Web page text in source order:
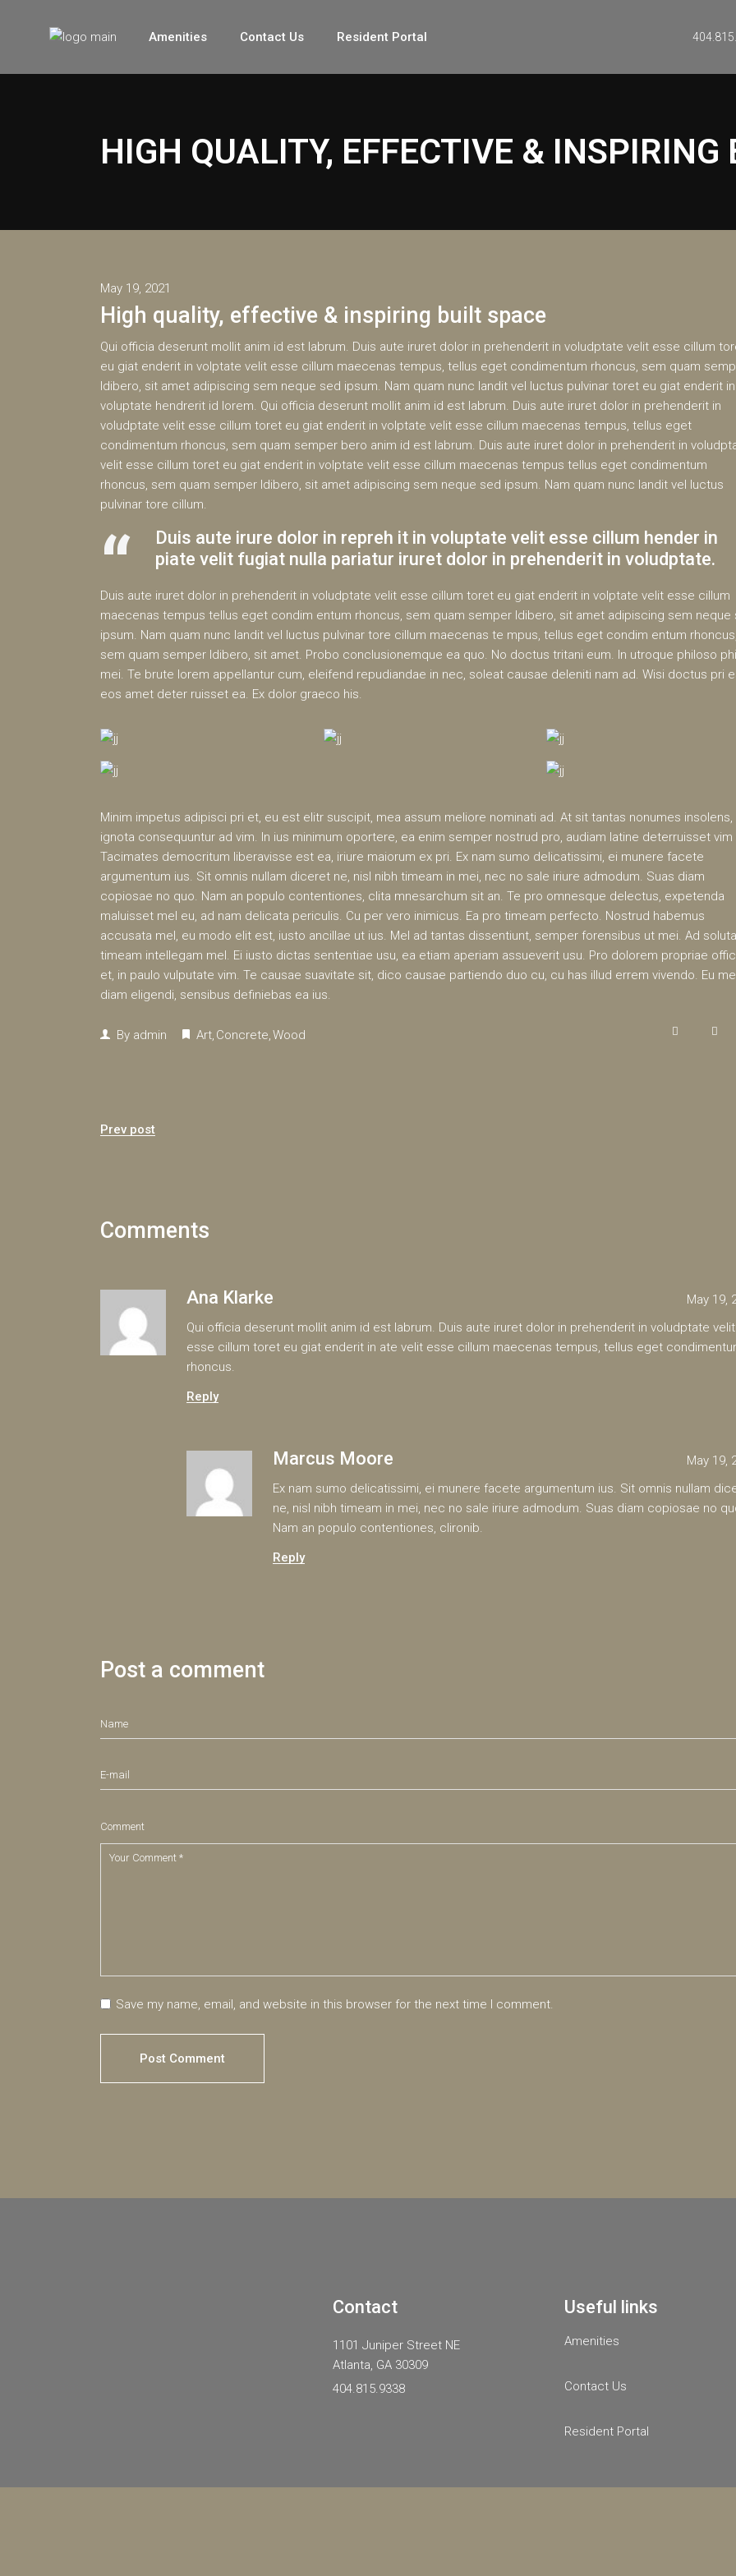
Amenities Contact Us Resident Portal
HIGH QUALITY, EFFECTIVE & INSPIRING
May 19, 2021
High quality, effective & inspiring built space
Qui officia deserunt mollit anim id est labrum. Duis aute iruret dolor in prehenderit in voludptate velit esse cillum
eu giat enderit in volptate velit esse cillum maecenas tempus, tellus eget condimentum rhoncus, sem quam
ldibero, sit amet adipiscing sem neque sed ipsum. Nam quam nunc landit vel luctus pulvinar toret eu giat enderit in
voluptate hendrerit id lorem. Qui officia deserunt mollit anim id est labrum. Duis aute iruret dolor in prehenderit in
voludptate velit esse cillum toret eu giat enderit in volptate velit esse cillum maecenas tempus, tellus eget
condimentum rhoncus, sem quam semper bero anim id est labrum. Duis aute iruret dolor in prehenderit in
velit esse cillum toret eu giat enderit in volptate velit esse cillum maecenas tempus tellus eget condimentum
rhoncus, sem quam semper ldibero, sit amet adipiscing sem neque sed ipsum. Nam quam nunc landit vel luctus
pulvinar tore cillum.
Duis aute irure dolor in repreh it in voluptate velit esse cillum hender in
piate velit fugiat nulla pariatur iruret dolor in prehenderit in voludptate.
Duis aute iruret dolor in prehenderit in voludptate velit esse cillum toret eu giat enderit in volptate velit esse cillum
maecenas tempus tellus eget condim entum rhoncus, sem quam semper ldibero, sit amet adipiscing sem neque
ipsum. Nam quam nunc landit vel luctus pulvinar tore cillum maecenas te mpus, tellus eget condim entum rhoncus,
sem quam semper ldibero, sit amet. Probo conclusionemque ea quo. No doctus tritani eum. In utroque philoso
mei. Te brute lorem appellantur cum, eleifend repudiandae in nec, soleat causae deleniti nam ad. Wisi doctus pri
eos amet deter ruisset ea. Ex dolor graeco his.
Minim impetus adipisci pri et, eu est elitr suscipit, mea assum meliore nominati ad. At sit tantas nonumes insolens,
ignota consequuntur ad vim. In ius minimum oportere, ea enim semper nostrud pro, audiam latine deterruisset vim
Tacimates democritum liberavisse est ea, iriure maiorum ex pri. Ex nam sumo delicatissimi, ei munere facete
argumentum ius. Sit omnis nullam diceret ne, nisl nibh timeam in mei, nec no sale iriure admodum. Suas diam
copiosae no quo. Nam an populo contentiones, clita mnesarchum sit an. Te pro omnesque delectus, expetenda
maluisset mel eu, ad nam delicata periculis. Cu per vero inimicus. Ea pro timeam perfecto. Nostrud habemus
accusata mel, eu modo elit est, iusto ancillae ut ius. Mel ad tantas dissentiunt, semper forensibus ut mei. Ad soluta
timeam intellegam mel. Ei iusto dictas sententiae usu, ea etiam aperiam assueverit usu. Pro dolorem propriae
et, in paulo vulputate vim. Te causae suavitate sit, dico causae partiendo duo cu, cu has illud errem vivendo. Eu
diam eligendi, sensibus definiebas ea ius.
By admin Art Concrete Wood
Prev post
Comments
Ana Klarke
May 19,
Qui officia deserunt mollit anim id est labrum. Duis aute iruret dolor in prehenderit in voludptate velit
esse cillum toret eu giat enderit in ate velit esse cillum maecenas tempus, tellus eget
rhoncus.
Reply
Marcus Moore
May 19,
Ex nam sumo delicatissimi, ei munere facete argumentum ius. Sit omnis nullam
ne, nisl nibh timeam in mei, nec no sale iriure admodum. Suas diam copiosae no
Nam an populo contentiones, clironib.
Reply
Post a comment
Comment
Save my name, email, and website in this browser for the next time I comment.
Post Comment
Contact
1101 Juniper Street NE
Atlanta, GA 30309
404.815.9338
Useful links
Amenities
Contact Us
Resident Portal